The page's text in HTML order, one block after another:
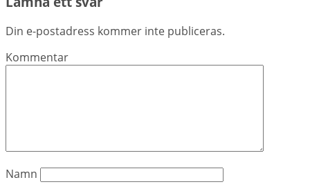
Din e-postadress kommer inte publiceras.
Kommentar
Namn